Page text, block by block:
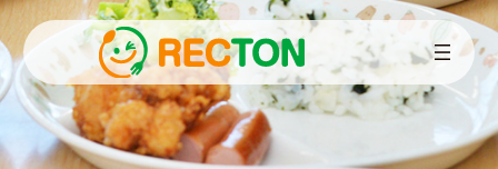
コ
ン
テ
ン
ツ
ス
ナ
ビ
ゲ
ー
シ
ン